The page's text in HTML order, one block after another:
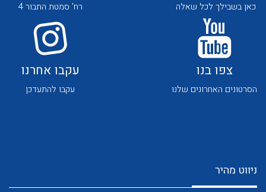
לכל מוצרי היצרן לכל מוצרי היצרן
כאן בשבילך לכל שאלה רח' סמטת התבור 4
צפו בנו
הסרטונים האחרונים שלנו
עקבו אחרנו
עקבו להתעדכן
ניווט מהיר